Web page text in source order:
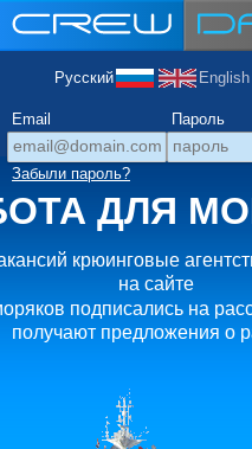
Русский English
Email Пароль
Забыли пароль?
ДЛЯ
крюинговые
на сайте
подписались на
получают предложения о